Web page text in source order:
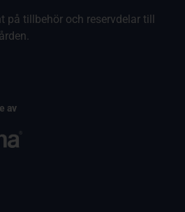
på tillbehör och reservdelar till
av